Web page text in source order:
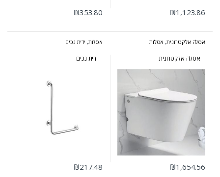
₪1,123.86
₪353.80
אסלה אלקטרונית, אסלות
אסלה אלקטרונית
₪1,654.56
אסלות, ידית נכים
ידית נכים
₪217.48